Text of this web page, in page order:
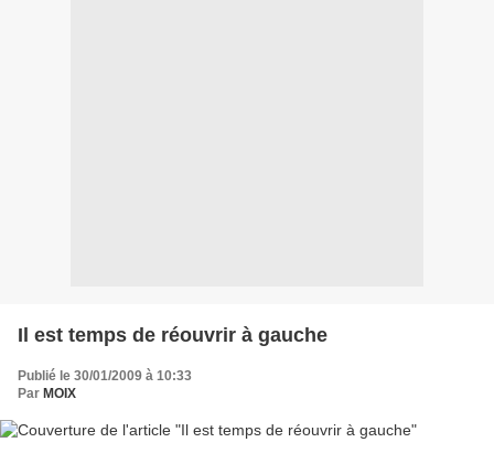
Il est temps de réouvrir à gauche
Publié le 30/01/2009 à 10:33
Par MOIX